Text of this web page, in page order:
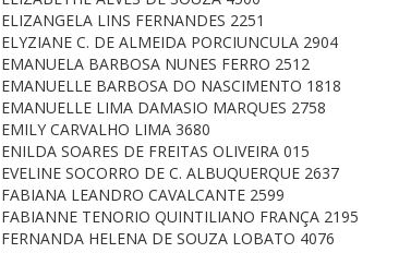
ELIZANGELA LINS FERNANDES 2251
ELYZIANE C. DE ALMEIDA PORCIUNCULA 2904
EMANUELA BARBOSA NUNES FERRO 2512
EMANUELLE BARBOSA DO NASCIMENTO 1818
EMANUELLE LIMA DAMASIO MARQUES 2758
EMILY CARVALHO LIMA 3680
ENILDA SOARES DE FREITAS OLIVEIRA 015
EVELINE SOCORRO DE C. ALBUQUERQUE 2637
FABIANA LEANDRO CAVALCANTE 2599
FABIANNE TENORIO QUINTILIANO FRANÇA 2195
FERNANDA HELENA DE SOUZA LOBATO 4076